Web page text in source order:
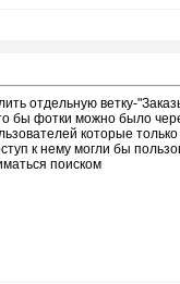
отдельную ветку-
фотки можно было
которые
к нему могли бы
поиском